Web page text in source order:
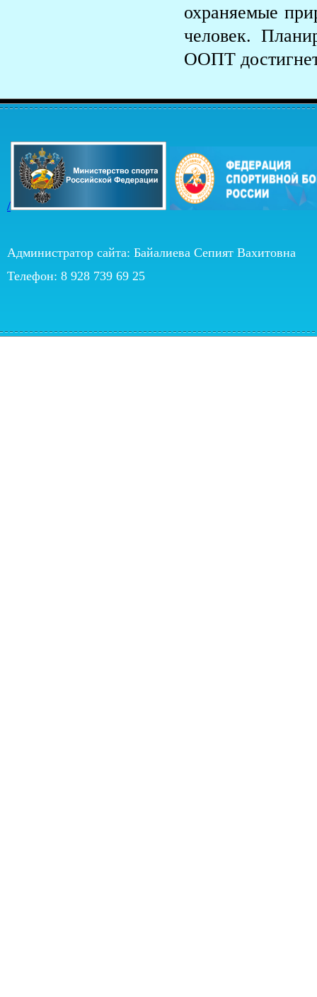
охраняемые
человек.
ООПТ
/
Администратор сайта: Байалиева Сепият Вахитовна
Телефон: 8 928 739 69 25